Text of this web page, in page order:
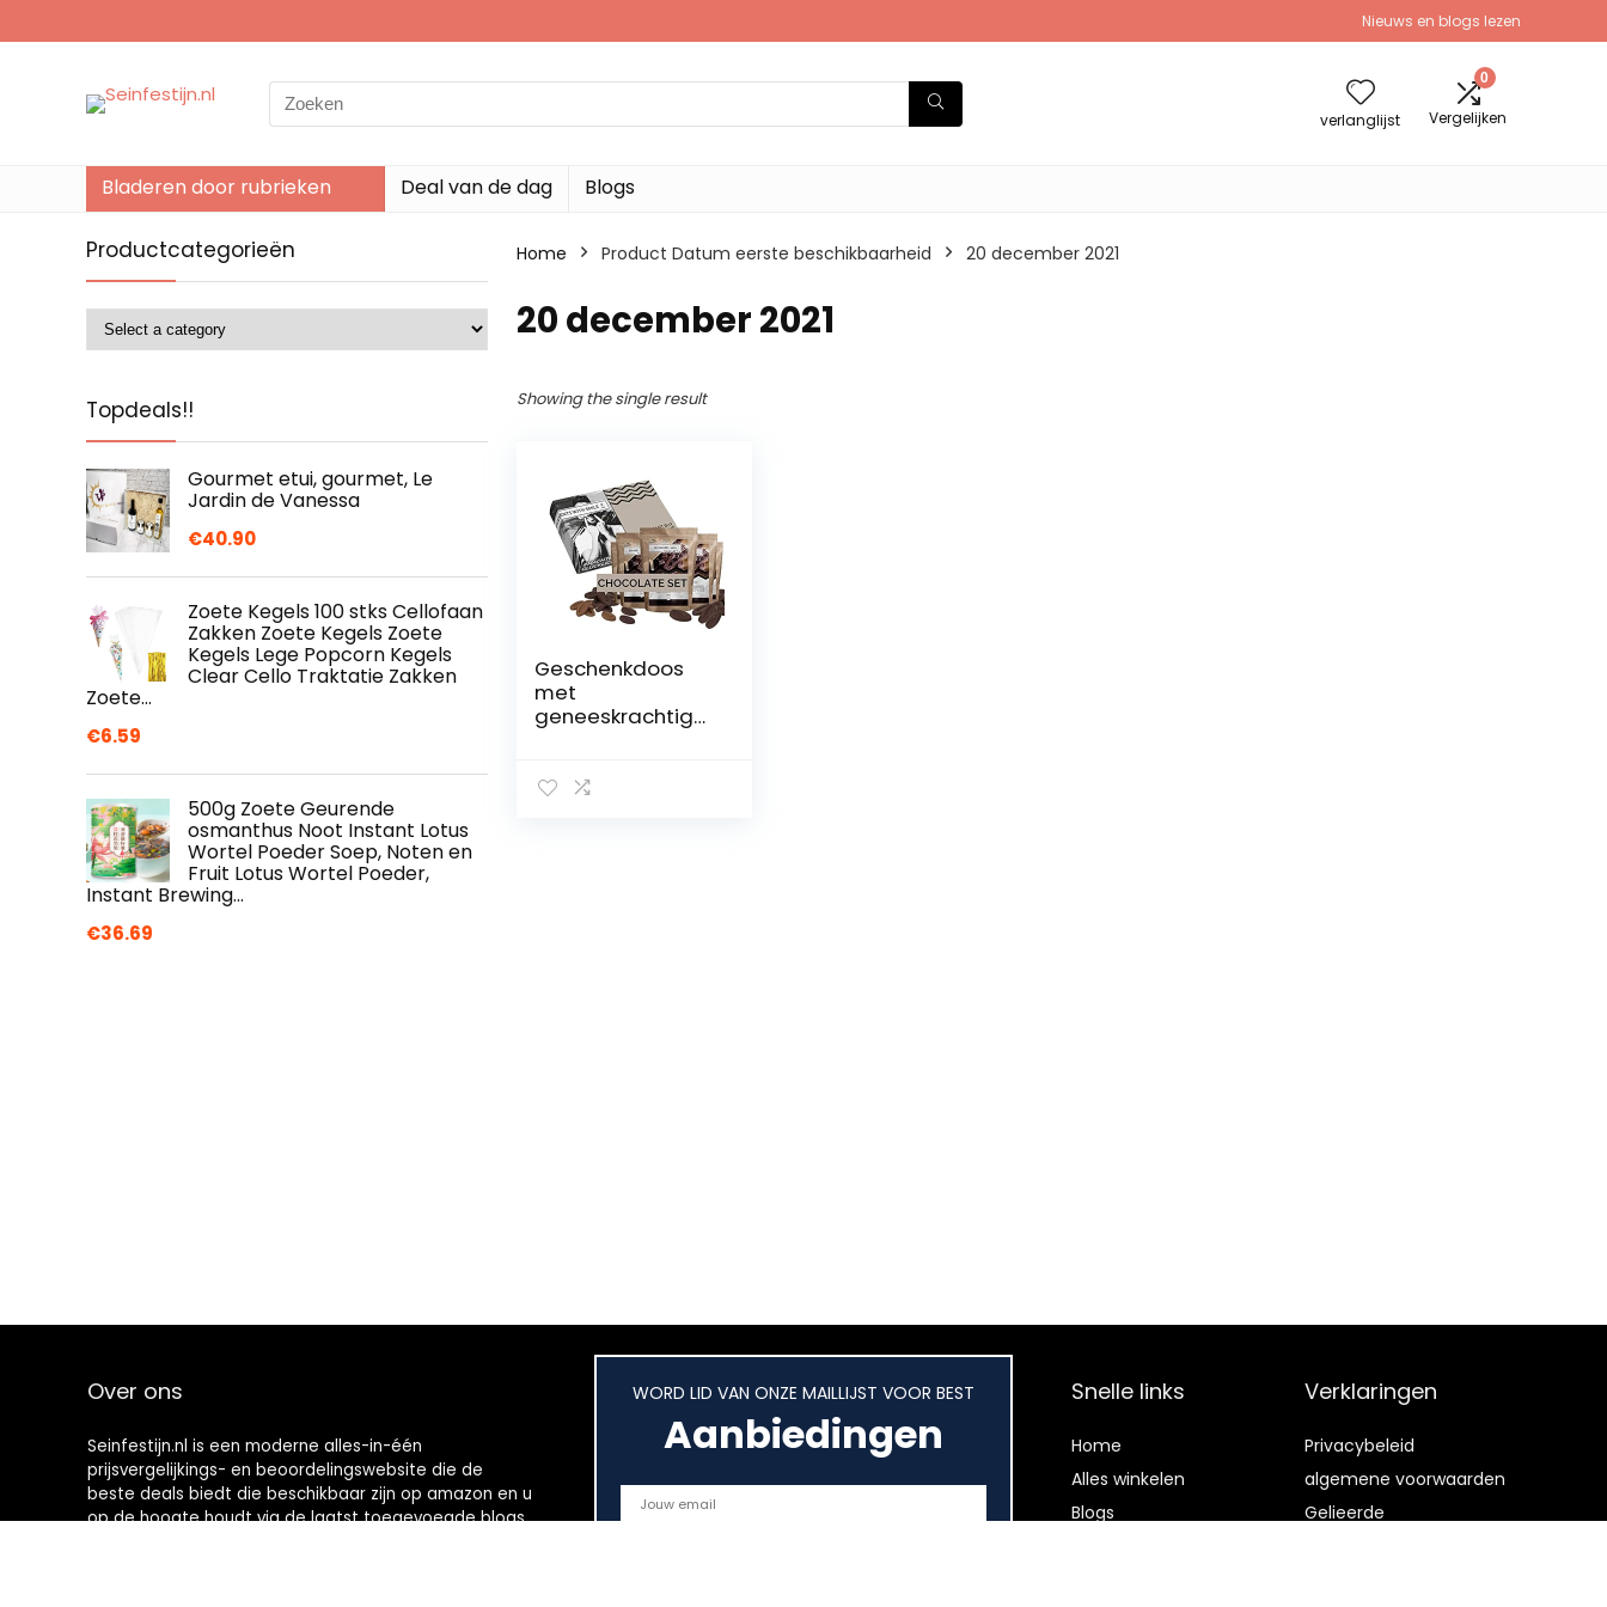
Nieuws en blogs lezen
Search
for:
verlanglijst
0
Vergelijken
Bladeren door rubrieken Deal van de dag Blogs
Productcategorieën
Topdeals!!
Gourmet etui, gourmet, Le
Jardin de Vanessa
€40.90
Zoete Kegels 100 stks Cellofaan
Zakken Zoete Kegels Zoete
Kegels Lege Popcorn Kegels
Clear Cello Traktatie Zakken
Zoete…
€6.59
500g Zoete Geurende
osmanthus Noot Instant Lotus
Wortel Poeder Soep, Noten en
Fruit Lotus Wortel Poeder,
Instant Brewing…
€36.69
Home Product Datum eerste beschikbaarheid 20 december 2021
20 december 2021
Showing the single result
Geschenkdoos
met
geneeskrachtige
kruiden in een
Over ons
Seinfestijn.nl is een moderne alles-in-één
prijsvergelijkings- en beoordelingswebsite die de
beste deals biedt die beschikbaar zijn op amazon en u
op de hoogte houdt via de laatst toegevoegde blogs.
WORD LID VAN ONZE MAILLIJST VOOR BEST
Aanbiedingen
Snelle links
Home
Alles winkelen
Blogs
Verklaringen
Privacybeleid
algemene voorwaarden
Gelieerde